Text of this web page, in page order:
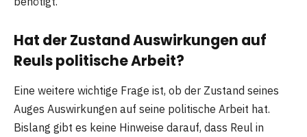
Hat der Zustand Auswirkungen auf
Reuls politische Arbeit?
Eine weitere wichtige Frage ist, ob der Zustand seines
Auges Auswirkungen auf seine politische Arbeit hat.
Bislang gibt es keine Hinweise darauf, dass Reul in